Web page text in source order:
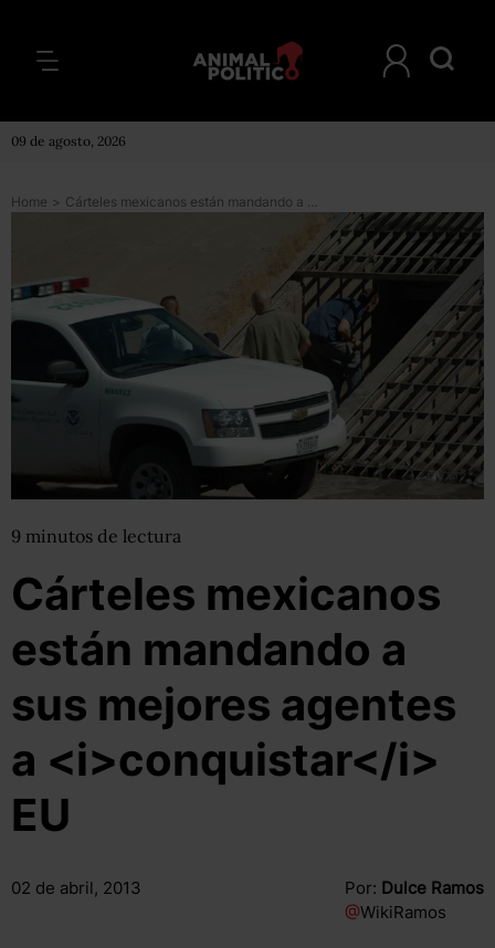
09 de agosto, 2026
Home > Cárteles mexicanos están mandando a sus mejores agentes a <i>conquistar</i> EU
9 minutos de lectura
Cárteles mexicanos
están mandando a
sus mejores agentes
a <i>conquistar</i>
EU
02 de abril, 2013 Por: Dulce Ramos
@WikiRamos